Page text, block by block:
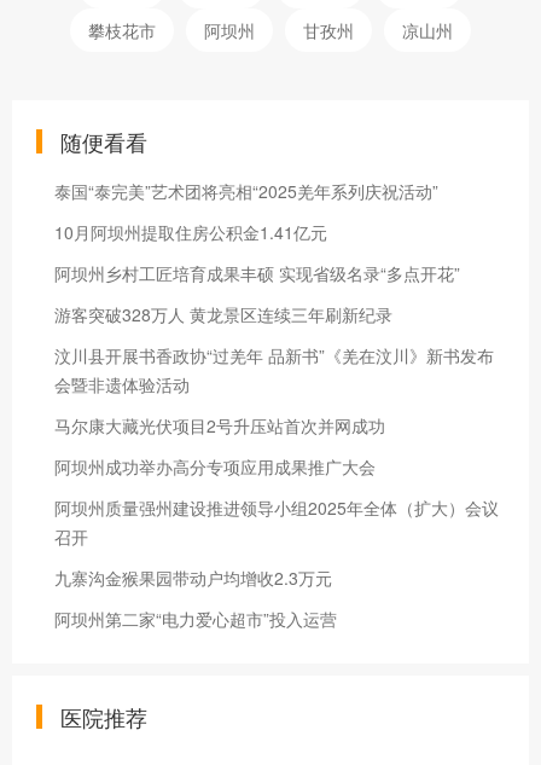
攀枝花市
阿坝州 甘孜州 凉山州
随便看看
泰国“泰完美”艺术团将亮相“2025羌年系列庆祝活动”
10月阿坝州提取住房公积金1.41亿元
阿坝州乡村工匠培育成果丰硕 实现省级名录“多点开花”
游客突破328万人 黄龙景区连续三年刷新纪录
汶川县开展书香政协“过羌年 品新书”《羌在汶川》新书发布
会暨非遗体验活动
马尔康大藏光伏项目2号升压站首次并网成功
阿坝州成功举办高分专项应用成果推广大会
阿坝州质量强州建设推进领导小组2025年全体（扩大）会议
召开
九寨沟金猴果园带动户均增收2.3万元
阿坝州第二家“电力爱心超市”投入运营
医院推荐